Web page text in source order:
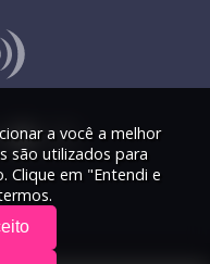
a você a melhor
são utilizados para
Clique em "Entendi e